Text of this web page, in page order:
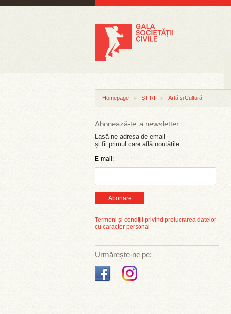
Homepage ȘTIRI Artă și Cultură
Abonează-te la newsletter
Lasă-ne adresa de email
și fii primul care află noutățile.
E-mail:
Abonare
Termeni și condiții privind prelucrarea datelor
cu caracter personal
Urmărește-ne pe: